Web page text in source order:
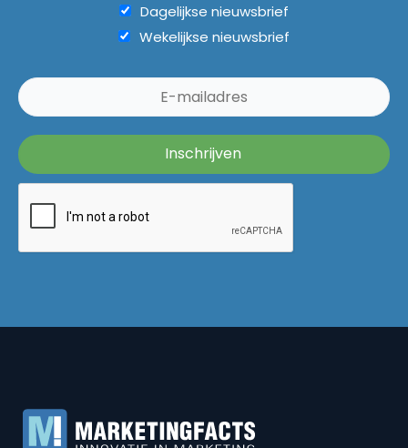
Dagelijkse nieuwsbrief
Wekelijkse nieuwsbrief